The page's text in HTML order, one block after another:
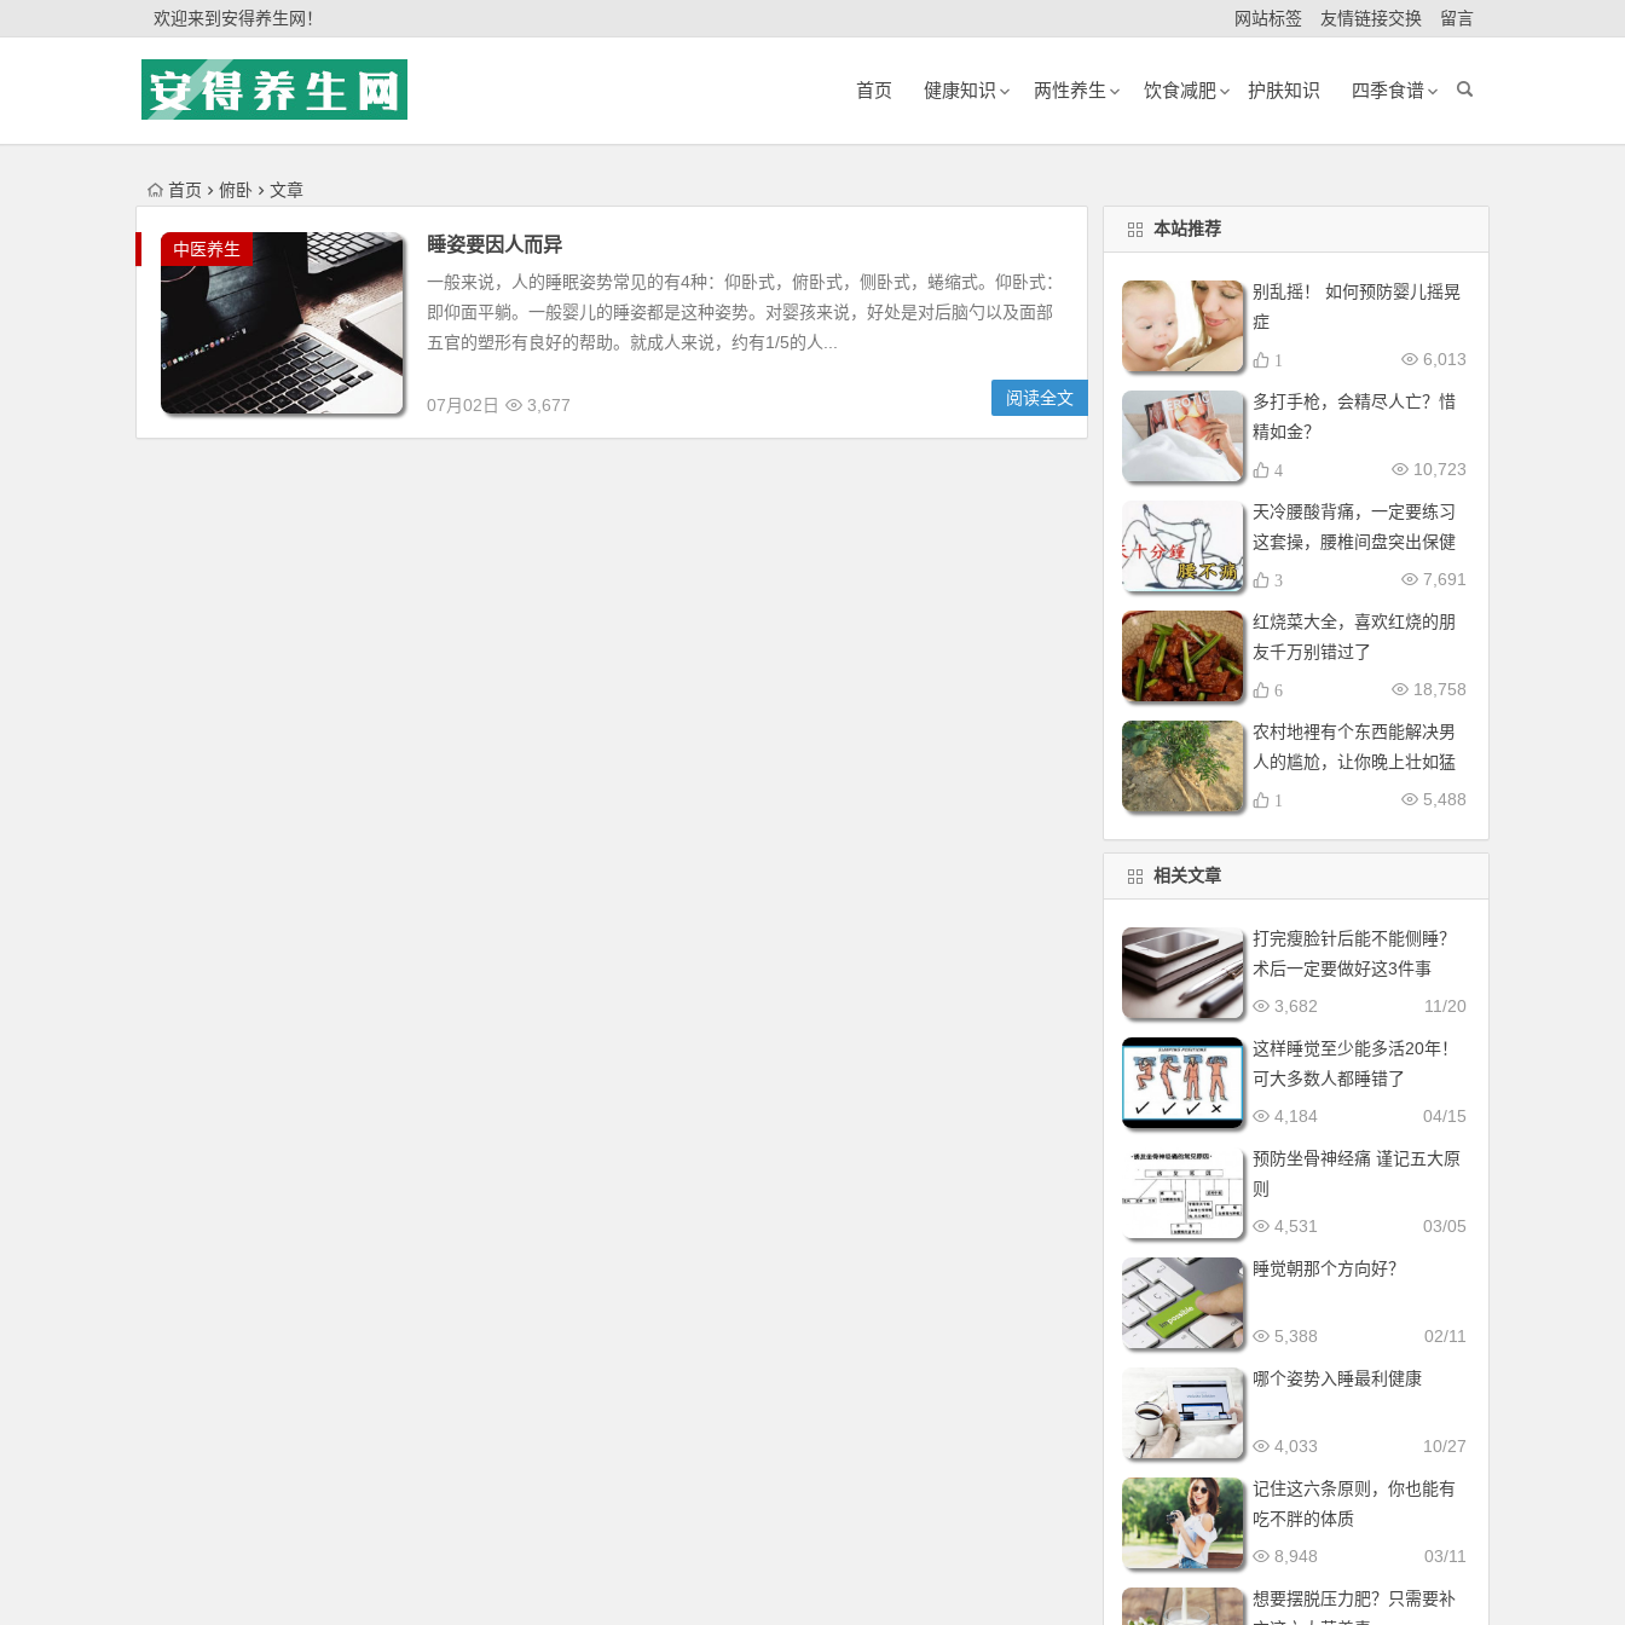
欢迎来到安得养生网！ 网站标签 友情链接交换 留言
首页 健康知识 两性养生 饮食减肥 护肤知识 四季食谱
首页 俯卧 文章
中医养生 睡姿要因人而异
一般来说，人的睡眠姿势常见的有4种：仰卧式，俯卧式，侧卧式，蜷缩式。仰卧式：
即仰面平躺。一般婴儿的睡姿都是这种姿势。对婴孩来说，好处是对后脑勺以及面部
五官的塑形有良好的帮助。就成人来说，约有1/5的人...
07月02日 3,677 阅读全文
本站推荐
别乱摇！ 如何预防婴儿摇晃
症
6,013
1
多打手枪，会精尽人亡？惜
精如金？
10,723
4
天冷腰酸背痛，一定要练习
这套操，腰椎间盘突出保健
操，全套收好！每天十分钟
7,691
3
红烧菜大全，喜欢红烧的朋
友千万别错过了
18,758
6
农村地裡有个东西能解决男
人的尴尬，让你晚上壮如猛
牛床受不了
5,488
1
相关文章
打完瘦脸针后能不能侧睡？
术后一定要做好这3件事
11/20
3,682
这样睡觉至少能多活20年！
可大多数人都睡错了
04/15
4,184
预防坐骨神经痛 谨记五大原
则
03/05
4,531
睡觉朝那个方向好？
02/11
5,388
哪个姿势入睡最利健康
10/27
4,033
记住这六条原则，你也能有
吃不胖的体质
03/11
8,948
想要摆脱压力肥？只需要补